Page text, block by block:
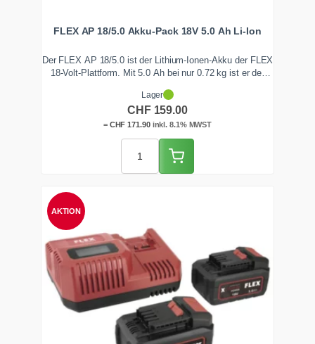
FLEX AP 18/5.0 Akku-Pack 18V 5.0 Ah Li-Ion
Der FLEX AP 18/5.0 ist der Lithium-Ionen-Akku der FLEX
18-Volt-Plattform. Mit 5.0 Ah bei nur 0.72 kg ist er der
Das integrierte EMS hält die Drehzahl konstant, ideal
beim Polieren und Schrauben. Ab Lager Zentralschweiz
lieferbar.
Lager
CHF159.00
= CHF 171.90inkl. 8.1% MWST
AKTION